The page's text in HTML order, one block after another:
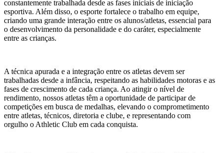
constantemente trabalhada desde as fases iniciais de iniciação
esportiva. Além disso, o esporte fortalece o trabalho em equipe,
criando uma grande interação entre os alunos/atletas, essencial para
o desenvolvimento da personalidade e do caráter, especialmente
entre as crianças.
A técnica apurada e a integração entre os atletas devem ser
trabalhadas desde a infância, respeitando as habilidades motoras e as
fases de crescimento de cada criança. Ao atingir o nível de
rendimento, nossos atletas têm a oportunidade de participar de
competições em busca de medalhas, elevando o comprometimento
entre atletas, técnicos, diretoria e clube, e representando com
orgulho o Athletic Club em cada conquista.